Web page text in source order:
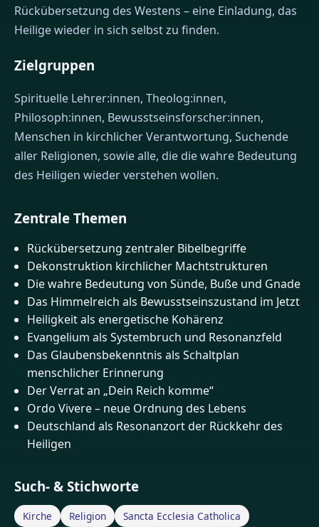
Rückübersetzung des Westens – eine Einladung, das
Heilige wieder in sich selbst zu finden.
Zielgruppen
Spirituelle Lehrer:innen, Theolog:innen,
Philosoph:innen, Bewusstseinsforscher:innen,
Menschen in kirchlicher Verantwortung, Suchende
aller Religionen, sowie alle, die die wahre Bedeutung
des Heiligen wieder verstehen wollen.
Zentrale Themen
Rückübersetzung zentraler Bibelbegriffe
Dekonstruktion kirchlicher Machtstrukturen
Die wahre Bedeutung von Sünde, Buße und Gnade
Das Himmelreich als Bewusstseinszustand im Jetzt
Heiligkeit als energetische Kohärenz
Evangelium als Systembruch und Resonanzfeld
Das Glaubensbekenntnis als Schaltplan
menschlicher Erinnerung
Der Verrat an „Dein Reich komme“
Ordo Vivere – neue Ordnung des Lebens
Deutschland als Resonanzort der Rückkehr des
Heiligen
Such- & Stichworte
Kirche Religion
Sancta Ecclesia Catholica